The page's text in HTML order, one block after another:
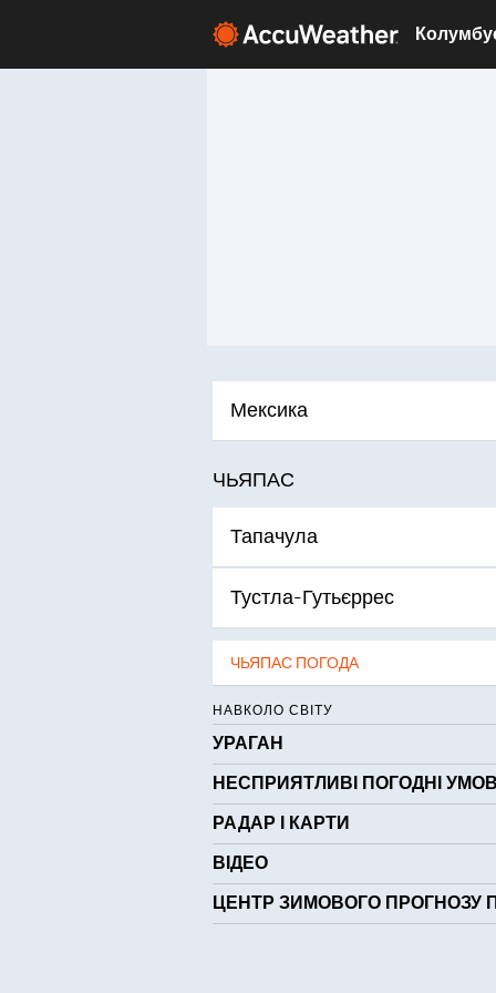
Мексика
ЧЬЯПАС
Тапачула
Тустла-Гутьєррес
ЧЬЯПАС ПОГОДА
НАВКОЛО СВІТУ
УРАГАН
НЕСПРИЯТЛИВІ ПОГОДНІ
РАДАР І КАРТИ
ВІДЕО
ЦЕНТР ЗИМОВОГО ПРОГНОЗУ